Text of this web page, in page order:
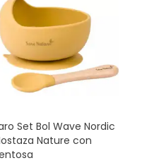
Set Bol Wave Nordic
Nature con